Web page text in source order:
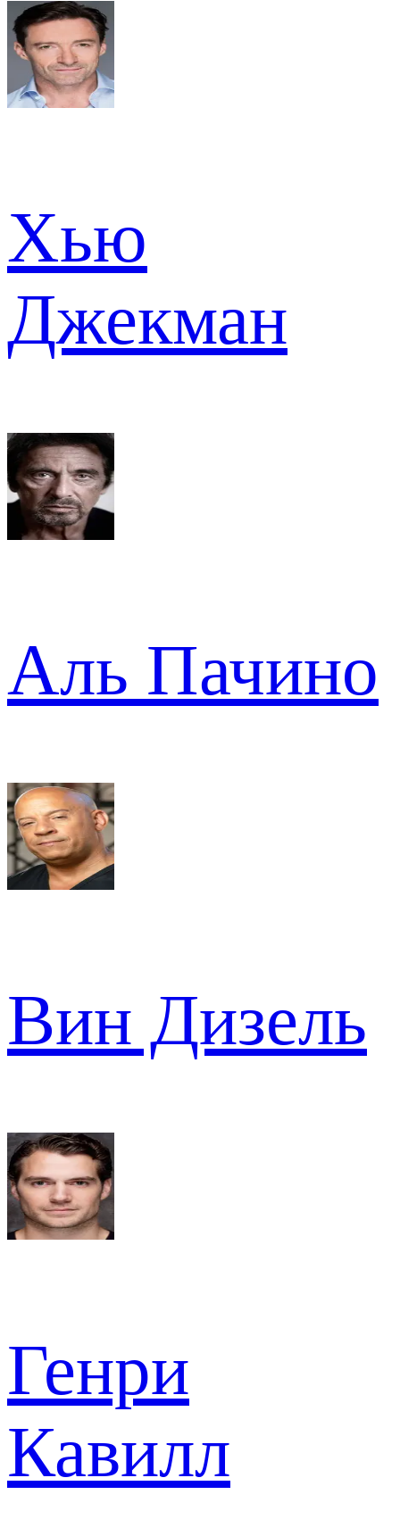
Хью
Джекман
Аль Пачино
Вин Дизель
Генри
Кавилл